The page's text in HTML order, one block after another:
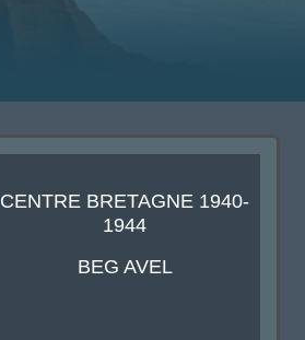
CENTRE BRETAGNE 1940-
1944
BEG AVEL